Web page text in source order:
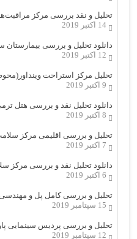
تحلیل و نقد بررسی مرکز
14 اکتبر 2019
دانلود تحلیل و بررسی
12 اکتبر 2019
تحلیل مرکز استراحت
9 اکتبر 2019
دانلود تحلیل نقد و بررسی هتل
8 اکتبر 2019
تحلیل و بررسی اقلیمی مرکز
7 اکتبر 2019
دانلود تحلیل نقد و بررسی مرکز
6 اکتبر 2019
تحلیل و بررسی کامل پل و
15 سپتامبر 2019
تحلیل و بررسی پردیس سینمایی
12 سپتامبر 2019